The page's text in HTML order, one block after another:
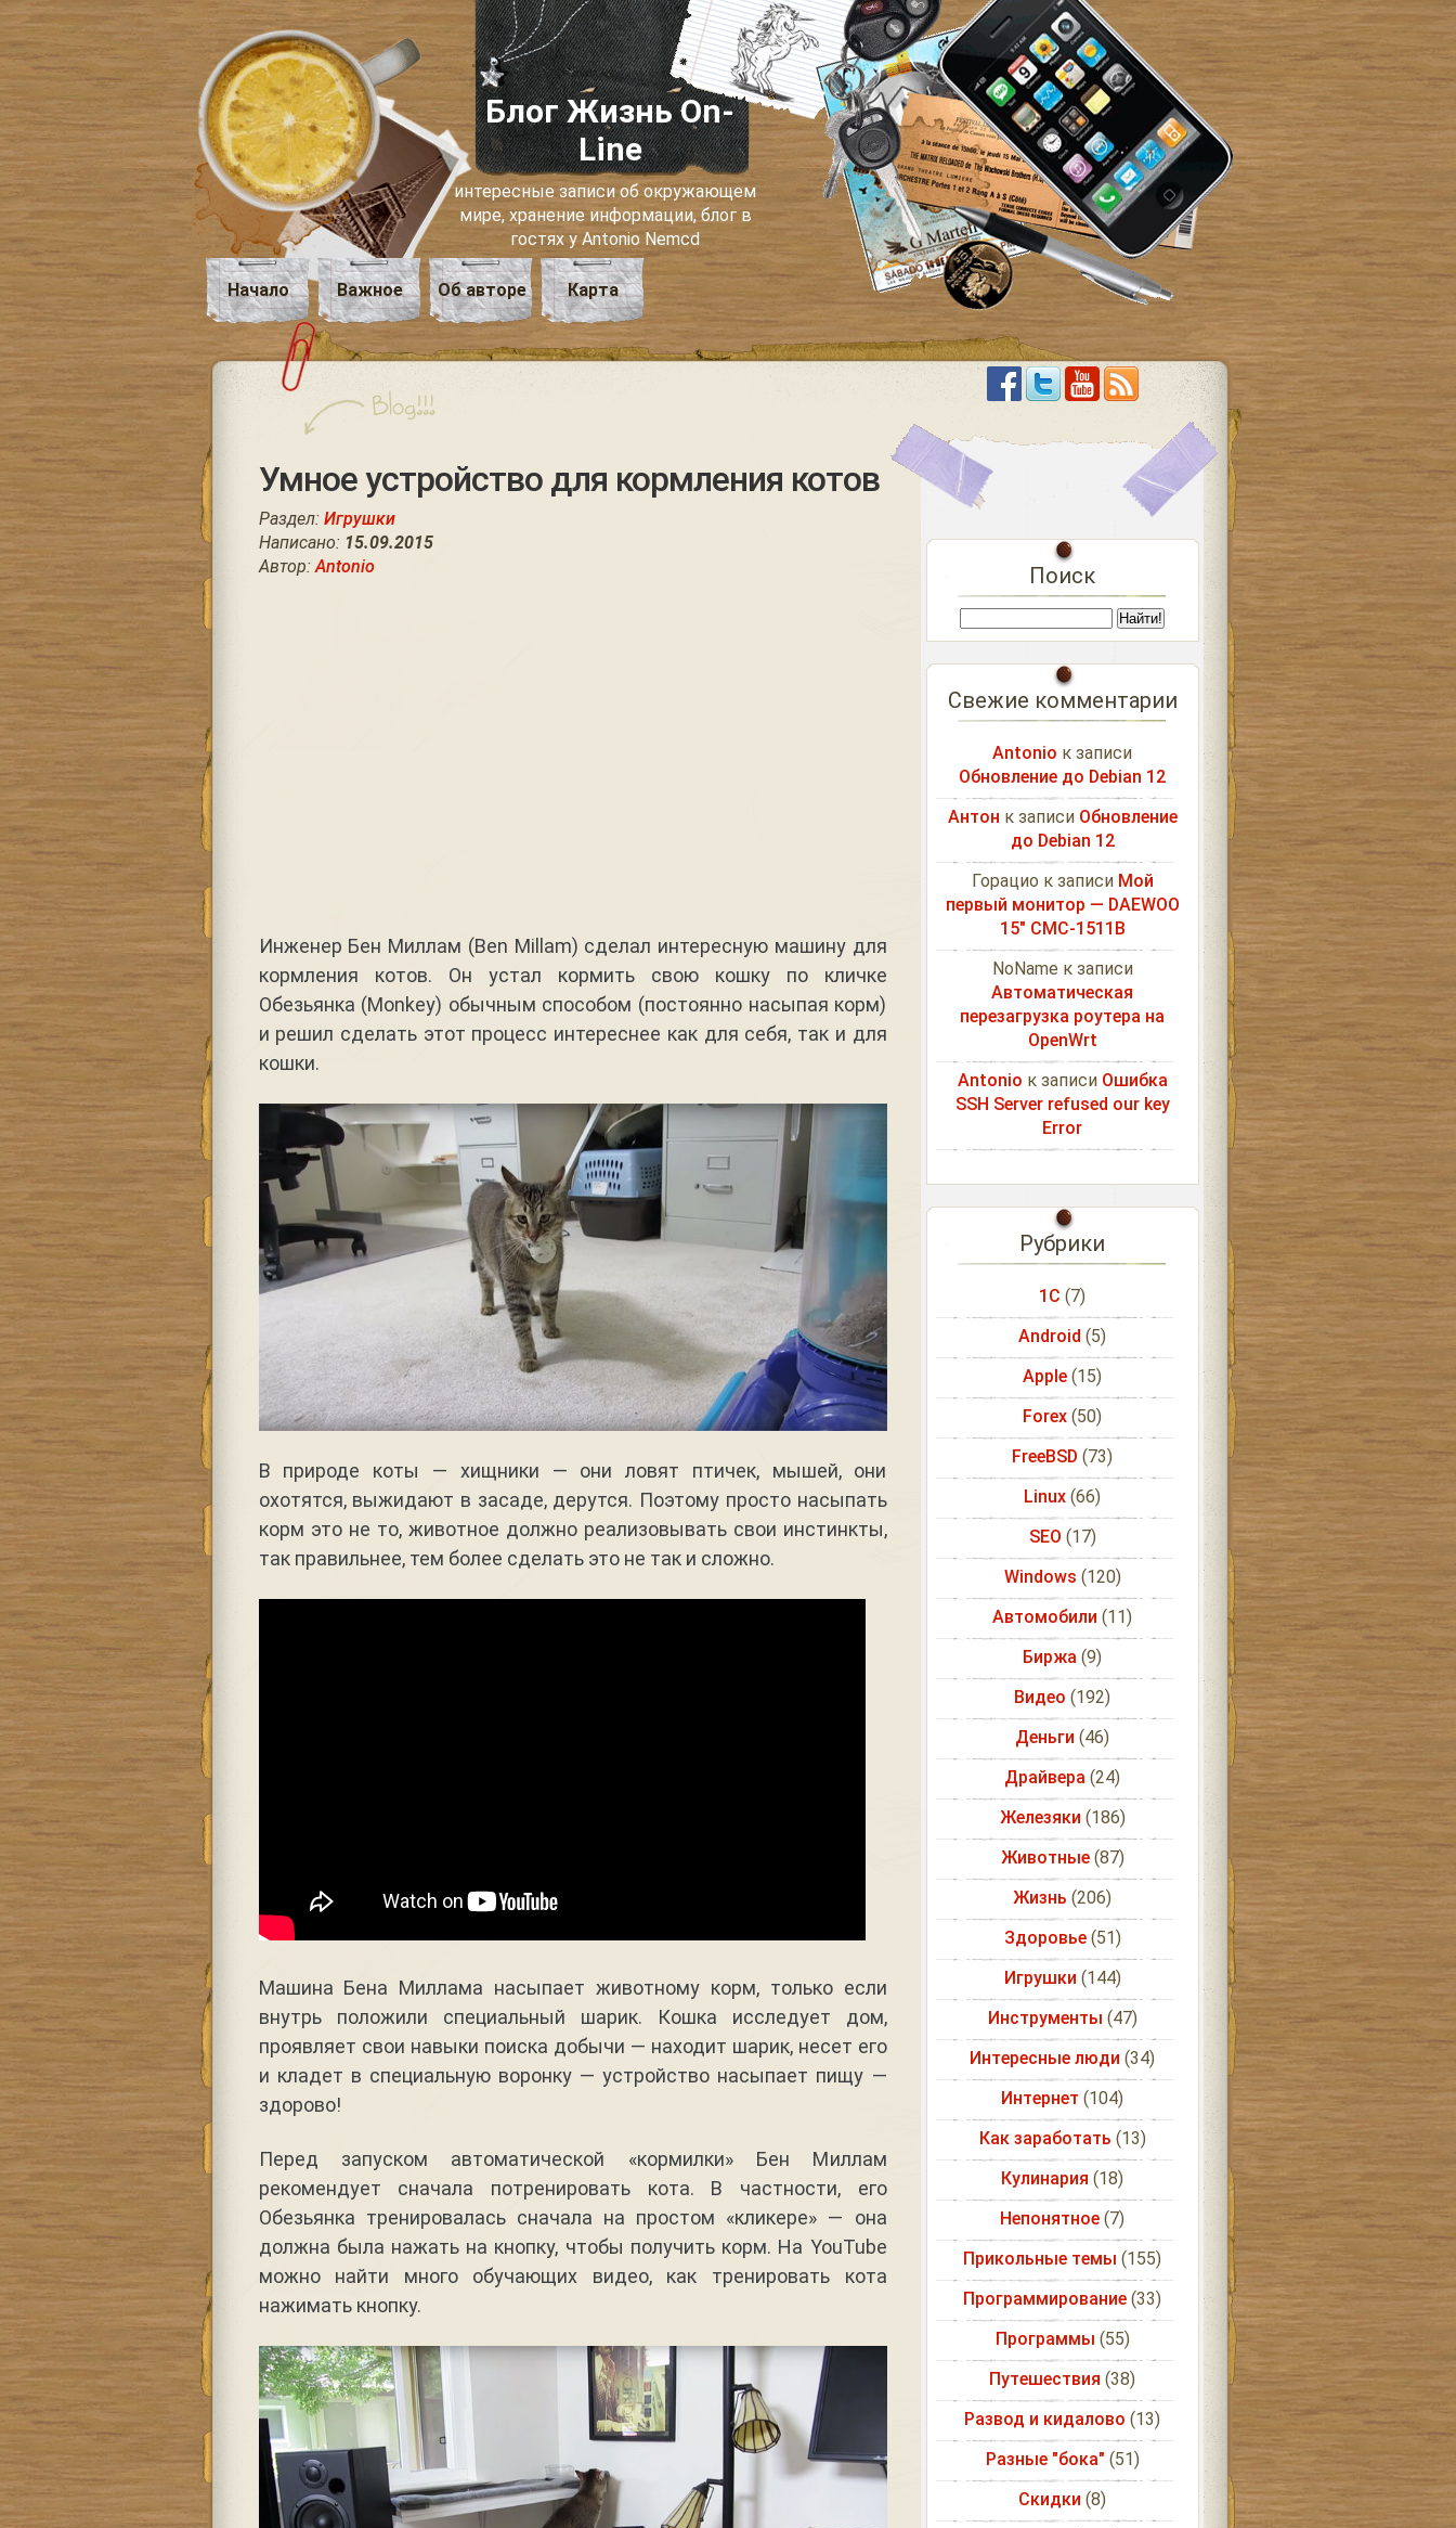
Блог Жизнь On-
Line
интересные записи об окружающем
мире, хранение информации, блог в
гостях у Antonio Nemcd
Начало Важное Об авторе Карта
Умное устройство для кормления котов
Раздел: Игрушки
Написано: 15.09.2015
Автор:Antonio
Инженер Бен Миллам (Ben Millam) сделал интересную машину для
кормления котов. Он устал кормить свою кошку по кличке
Обезьянка (Monkey) обычным способом (постоянно насыпая корм)
и решил сделать этот процесс интереснее как для себя, так и для
кошки.
В природе коты — хищники — они ловят птичек, мышей, они
охотятся, выжидают в засаде, дерутся. Поэтому просто насыпать
корм это не то, животное должно реализовывать свои инстинкты,
так правильнее, тем более сделать это не так и сложно.
Машина Бена Миллама насыпает животному корм, только если
внутрь положили специальный шарик. Кошка исследует дом,
проявляет свои навыки поиска добычи — находит шарик, несет его
и кладет в специальную воронку — устройство насыпает пищу —
здорово!
Перед запуском автоматической «кормилки» Бен Миллам
рекомендует сначала потренировать кота. В частности, его
Обезьянка тренировалась сначала на простом «кликере» — она
должна была нажать на кнопку, чтобы получить корм. На YouTube
можно найти много обучающих видео, как тренировать кота
нажимать кнопку.
Поиск
Свежие комментарии
Antonio к записи
Обновление до Debian 12
Антон к записи Обновление
до Debian 12
Горацио к записи Мой
первый монитор — DAEWOO
15″ CMC-1511B
NoName к записи
Автоматическая
перезагрузка роутера на
OpenWrt
Antonio к записи Ошибка
SSH Server refused our key
Error
Рубрики
1С (7)
Android (5)
Apple (15)
Forex (50)
FreeBSD (73)
Linux (66)
SEO (17)
Windows (120)
Автомобили (11)
Биржа (9)
Видео (192)
Деньги (46)
Драйвера (24)
Железяки (186)
Животные(87)
Жизнь (206)
Здоровье(51)
Игрушки (144)
Инструменты (47)
Интересные люди (34)
Интернет (104)
Как заработать (13)
Кулинария (18)
Непонятное (7)
Прикольные темы (155)
Программирование (33)
Программы (55)
Путешествия (38)
Развод и кидалово (13)
Разные "бока" (51)
Скидки (8)